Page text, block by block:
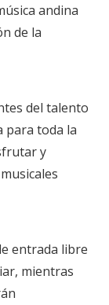
andina
de la
del talento
para toda la
y
entrada libre
mientras